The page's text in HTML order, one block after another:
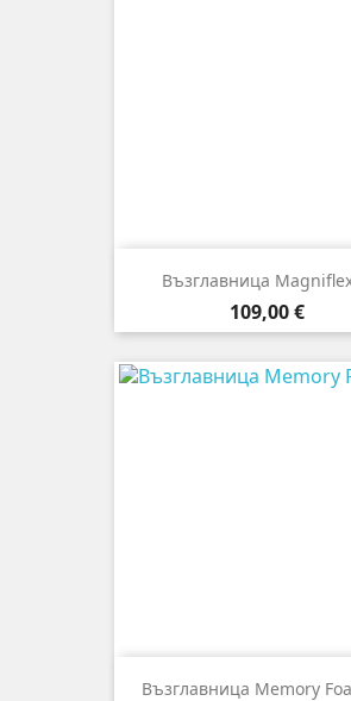
Възглавница
Цена
109,00 €
Възглавница Memory